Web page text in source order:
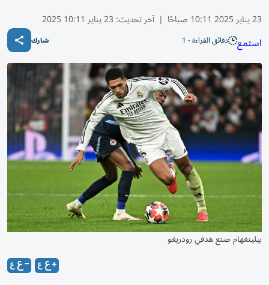
23 يناير 2025 10:11 صباحًا | آخر تحديث: 23 يناير 10:11 2025
استمع دقائق القراءة - 1 شارك
بيلينغهام صنع هدفي رودريغو